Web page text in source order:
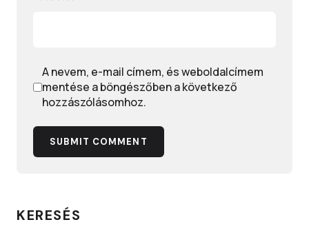
A nevem, e-mail címem, és weboldalcímem
mentése a böngészőben a következő
hozzászólásomhoz.
SUBMIT COMMENT
KERESÉS